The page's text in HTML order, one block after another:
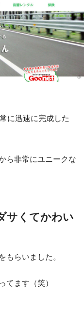
に迅速に完成した
ら非常にユニークな
サくてかわい
もらいました。
てます（笑）